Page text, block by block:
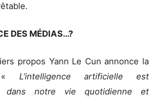
DES MÉDIAS…?
propos Yann Le Cun annonce la
« L’intelligence artificielle est
dans notre vie quotidienne et